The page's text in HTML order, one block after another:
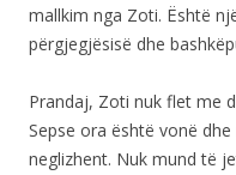
mallkim nga Zoti. Është
përgjegjësisë dhe
Prandaj, Zoti nuk flet me
Sepse ora është vonë
neglizhent. Nuk mund të